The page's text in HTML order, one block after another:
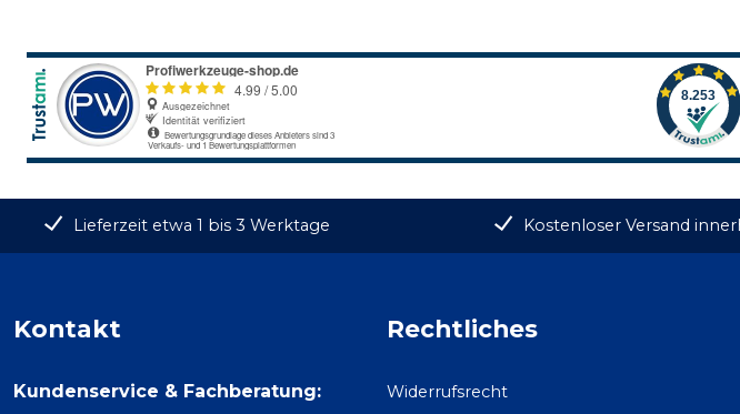
Lieferzeit etwa 1 bis 3 Werktage Kostenloser Versand
Kontakt
Kundenservice & Fachberatung:
Rechtliches
Widerrufsrecht